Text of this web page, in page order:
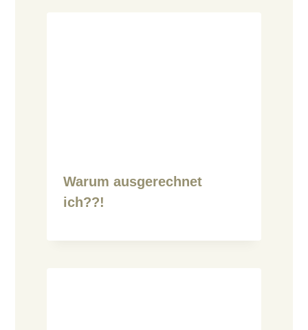
Warum ausgerechnet
ich??!